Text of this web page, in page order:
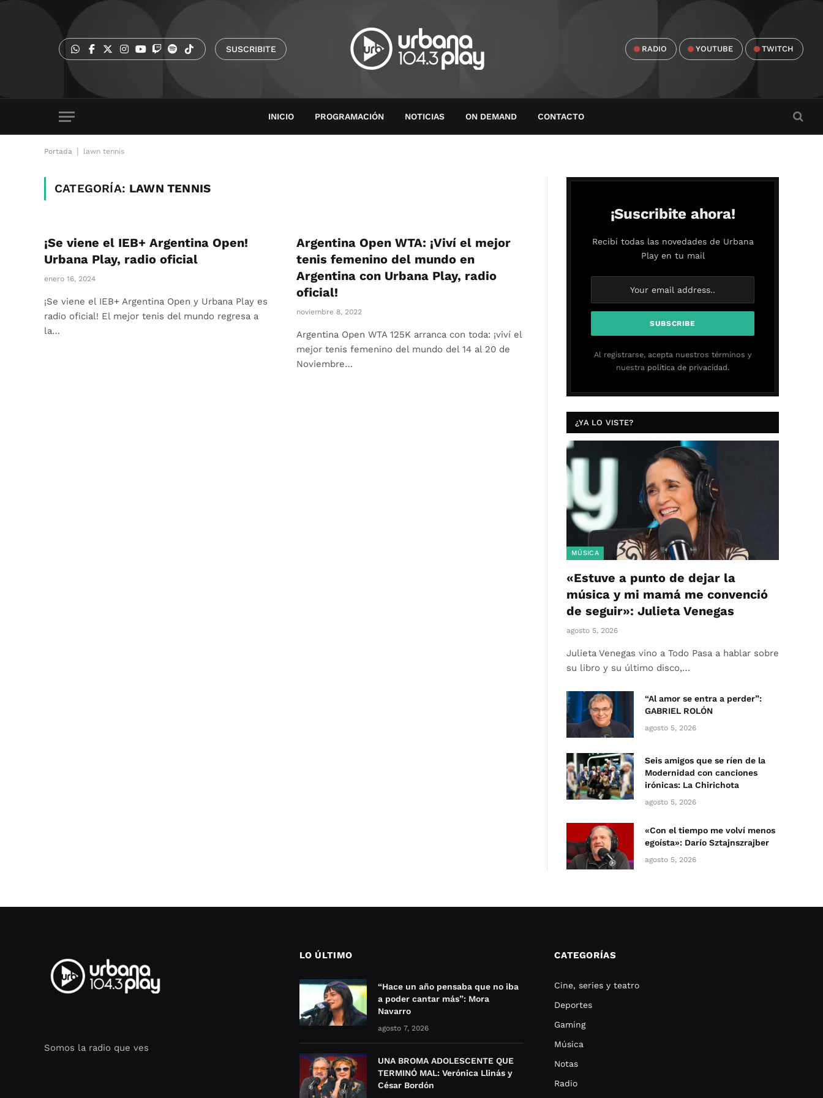
SUSCRIBITE RADIO YOUTUBE TWITCH
INICIO PROGRAMACIÓN NOTICIAS ON DEMAND CONTACTO
Portada lawn tennis
CATEGORÍA: LAWN TENNIS
¡Se viene el IEB+ Argentina Open!
Urbana Play, radio oficial
enero 16, 2024
¡Se viene el IEB+ Argentina Open y Urbana Play es
radio oficial! El mejor tenis del mundo regresa a
la…
Argentina Open WTA: ¡Viví el mejor
tenis femenino del mundo en
Argentina con Urbana Play, radio
oficial!
noviembre 8, 2022
Argentina Open WTA 125K arranca con toda: ¡viví el
mejor tenis femenino del mundo del 14 al 20 de
Noviembre…
¡Suscribite ahora!
Recibí todas las novedades de Urbana
Play en tu mail
Al registrarse, acepta nuestros términos y
nuestra política de privacidad.
¿YA LO VISTE?
MÚSICA
«Estuve a punto de dejar la
música y mi mamá me convenció
de seguir»: Julieta Venegas
agosto 5, 2026
Julieta Venegas vino a Todo Pasa a hablar sobre
su libro y su último disco,…
“Al amor se entra a perder”:
GABRIEL ROLÓN
agosto 5, 2026
Seis amigos que se ríen de la
Modernidad con canciones
irónicas: La Chirichota
agosto 5, 2026
«Con el tiempo me volví menos
egoísta»: Darío Sztajnszrajber
agosto 5, 2026
Somos la radio que ves
LO ÚLTIMO
“Hace un año pensaba que no iba
a poder cantar más”: Mora
Navarro
agosto 7, 2026
UNA BROMA ADOLESCENTE QUE
TERMINÓ MAL: Verónica Llinás y
César Bordón
CATEGORÍAS
Cine, series y teatro
Deportes
Gaming
Música
Notas
Radio